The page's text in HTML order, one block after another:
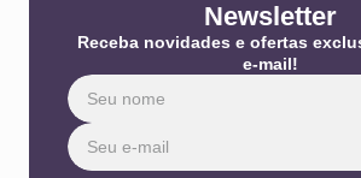
Newsletter
Receba novidades e ofertas
e-mail!